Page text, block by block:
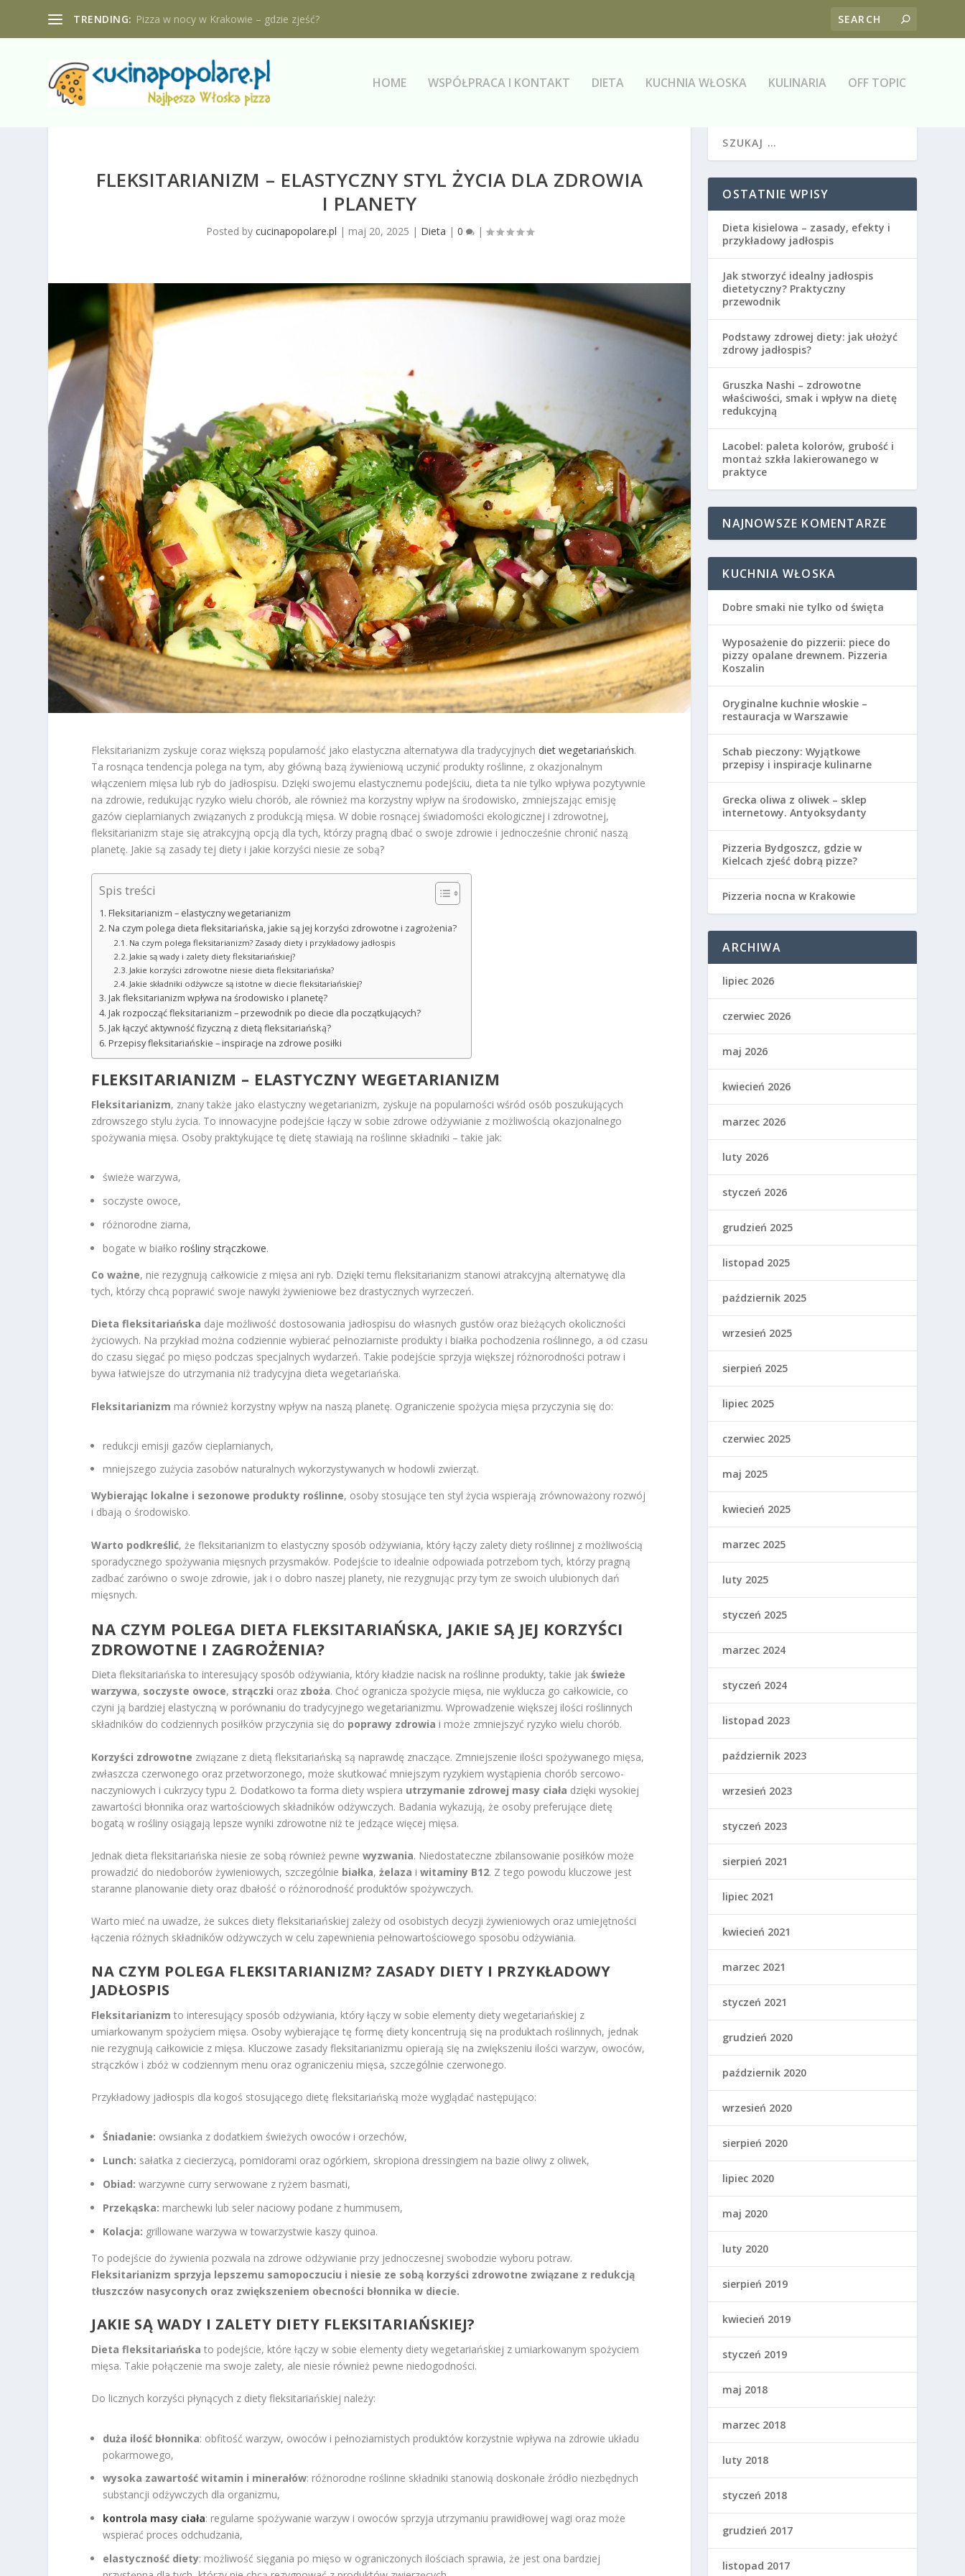
TRENDING: Pizza w nocy w Krakowie – gdzie zjeść?
HOME WSPÓŁPRACA I KONTAKT DIETA KUCHNIA WŁOSKA KULINARIA OFF TOPIC
FLEKSITARIANIZM – ELASTYCZNY STYL ŻYCIA DLA ZDROWIA
I PLANETY
Posted by cucinapopolare.pl | maj 20, 2025 | Dieta | 0 |
Fleksitarianizm zyskuje coraz większą popularność jako elastyczna alternatywa dla tradycyjnych diet wegetariańskich.
Ta rosnąca tendencja polega na tym, aby główną bazą żywieniową uczynić produkty roślinne, z okazjonalnym
włączeniem mięsa lub ryb do jadłospisu. Dzięki swojemu elastycznemu podejściu, dieta ta nie tylko wpływa pozytywnie
na zdrowie, redukując ryzyko wielu chorób, ale również ma korzystny wpływ na środowisko, zmniejszając emisję
gazów cieplarnianych związanych z produkcją mięsa. W dobie rosnącej świadomości ekologicznej i zdrowotnej,
fleksitarianizm staje się atrakcyjną opcją dla tych, którzy pragną dbać o swoje zdrowie i jednocześnie chronić naszą
planetę. Jakie są zasady tej diety i jakie korzyści niesie ze sobą?
Spis treści
Fleksitarianizm – elastyczny wegetarianizm
Na czym polega dieta fleksitariańska, jakie są jej korzyści zdrowotne i zagrożenia?
Na czym polega fleksitarianizm? Zasady diety i przykładowy jadłospis
Jakie są wady i zalety diety fleksitariańskiej?
Jakie korzyści zdrowotne niesie dieta fleksitariańska?
Jakie składniki odżywcze są istotne w diecie fleksitariańskiej?
Jak fleksitarianizm wpływa na środowisko i planetę?
Jak rozpocząć fleksitarianizm – przewodnik po diecie dla początkujących?
Jak łączyć aktywność fizyczną z dietą fleksitariańską?
Przepisy fleksitariańskie – inspiracje na zdrowe posiłki
FLEKSITARIANIZM – ELASTYCZNY WEGETARIANIZM
Fleksitarianizm, znany także jako elastyczny wegetarianizm, zyskuje na popularności wśród osób poszukujących
zdrowszego stylu życia. To innowacyjne podejście łączy w sobie zdrowe odżywianie z możliwością okazjonalnego
spożywania mięsa. Osoby praktykujące tę dietę stawiają na roślinne składniki – takie jak:
świeże warzywa,
soczyste owoce,
różnorodne ziarna,
bogate w białkorośliny strączkowe.
Co ważne, nie rezygnują całkowicie z mięsa ani ryb. Dzięki temu fleksitarianizm stanowi atrakcyjną alternatywę dla
tych, którzy chcą poprawić swoje nawyki żywieniowe bez drastycznych wyrzeczeń.
Dieta fleksitariańska daje możliwość dostosowania jadłospisu do własnych gustów oraz bieżących okoliczności
życiowych. Na przykład można codziennie wybierać pełnoziarniste produkty i białka pochodzenia roślinnego, a od czasu
do czasu sięgać po mięso podczas specjalnych wydarzeń. Takie podejście sprzyja większej różnorodności potraw i
bywa łatwiejsze do utrzymania niż tradycyjna dieta wegetariańska.
Fleksitarianizm ma również korzystny wpływ na naszą planetę. Ograniczenie spożycia mięsa przyczynia się do:
redukcji emisji gazów cieplarnianych,
mniejszego zużycia zasobów naturalnych wykorzystywanych w hodowli zwierząt.
Wybierając lokalne i sezonowe produkty roślinne, osoby stosujące ten styl życia wspierają zrównoważony rozwój
i dbają o środowisko.
Warto podkreślić, że fleksitarianizm to elastyczny sposób odżywiania, który łączy zalety diety roślinnej z możliwością
sporadycznego spożywania mięsnych przysmaków. Podejście to idealnie odpowiada potrzebom tych, którzy pragną
zadbać zarówno o swoje zdrowie, jak i o dobro naszej planety, nie rezygnując przy tym ze swoich ulubionych dań
mięsnych.
NA CZYM POLEGA DIETA FLEKSITARIAŃSKA, JAKIE SĄ JEJ KORZYŚCI
ZDROWOTNE I ZAGROŻENIA?
Dieta fleksitariańska to interesujący sposób odżywiania, który kładzie nacisk na roślinne produkty, takie jakświeże
warzywa, soczyste owoce, strączki oraz zboża. Choć ogranicza spożycie mięsa, nie wyklucza go całkowicie, co
czyni ją bardziej elastyczną w porównaniu do tradycyjnego wegetarianizmu. Wprowadzenie większej ilości roślinnych
składników do codziennych posiłków przyczynia się do poprawy zdrowia i może zmniejszyć ryzyko wielu chorób.
Korzyści zdrowotne związane z dietą fleksitariańską są naprawdę znaczące. Zmniejszenie ilości spożywanego mięsa,
zwłaszcza czerwonego oraz przetworzonego, może skutkować mniejszym ryzykiem wystąpienia chorób sercowo-
naczyniowych i cukrzycy typu 2. Dodatkowo ta forma diety wspiera utrzymanie zdrowej masy ciała dzięki wysokiej
zawartości błonnika oraz wartościowych składników odżywczych. Badania wykazują, że osoby preferujące dietę
bogatą w rośliny osiągają lepsze wyniki zdrowotne niż te jedzące więcej mięsa.
Jednak dieta fleksitariańska niesie ze sobą również pewnewyzwania. Niedostateczne zbilansowanie posiłków może
prowadzić do niedoborów żywieniowych, szczególnie białka,żelaza iwitaminy B12. Z tego powodu kluczowe jest
staranne planowanie diety oraz dbałość o różnorodność produktów spożywczych.
Warto mieć na uwadze, że sukces diety fleksitariańskiej zależy od osobistych decyzji żywieniowych oraz umiejętności
łączenia różnych składników odżywczych w celu zapewnienia pełnowartościowego sposobu odżywiania.
NA CZYM POLEGA FLEKSITARIANIZM? ZASADY DIETY I PRZYKŁADOWY
JADŁOSPIS
Fleksitarianizm to interesujący sposób odżywiania, który łączy w sobie elementy diety wegetariańskiej z
umiarkowanym spożyciem mięsa. Osoby wybierające tę formę diety koncentrują się na produktach roślinnych, jednak
nie rezygnują całkowicie z mięsa. Kluczowe zasady fleksitarianizmu opierają się na zwiększeniu ilości warzyw, owoców,
strączków i zbóż w codziennym menu oraz ograniczeniu mięsa, szczególnie czerwonego.
Przykładowy jadłospis dla kogoś stosującego dietę fleksitariańską może wyglądać następująco:
Śniadanie: owsianka z dodatkiem świeżych owoców i orzechów,
Lunch: sałatka z ciecierzycą, pomidorami oraz ogórkiem, skropiona dressingiem na bazie oliwy z oliwek,
Obiad: warzywne curry serwowane z ryżem basmati,
Przekąska: marchewki lub seler naciowy podane z hummusem,
Kolacja: grillowane warzywa w towarzystwie kaszy quinoa.
To podejście do żywienia pozwala na zdrowe odżywianie przy jednoczesnej swobodzie wyboru potraw.
Fleksitarianizm sprzyja lepszemu samopoczuciu i niesie ze sobą korzyści zdrowotne związane z redukcją
tłuszczów nasyconych oraz zwiększeniem obecności błonnika w diecie.
JAKIE SĄ WADY I ZALETY DIETY FLEKSITARIAŃSKIEJ?
Dieta fleksitariańska to podejście, które łączy w sobie elementy diety wegetariańskiej z umiarkowanym spożyciem
mięsa. Takie połączenie ma swoje zalety, ale niesie również pewne niedogodności.
Do licznych korzyści płynących z diety fleksitariańskiej należy:
duża ilość błonnika: obfitość warzyw, owoców i pełnoziarnistych produktów korzystnie wpływa na zdrowie układu
pokarmowego,
wysoka zawartość witamin i minerałów: różnorodne roślinne składniki stanowią doskonałe źródło niezbędnych
substancji odżywczych dla organizmu,
kontrola masy ciała: regularne spożywanie warzyw i owoców sprzyja utrzymaniu prawidłowej wagi oraz może
wspierać proces odchudzania,
elastyczność diety: możliwość sięgania po mięso w ograniczonych ilościach sprawia, że jest ona bardziej
OSTATNIE WPISY
Dieta kisielowa – zasady, efekty i
przykładowy jadłospis
Jak stworzyć idealny jadłospis
dietetyczny? Praktyczny
przewodnik
Podstawy zdrowej diety: jak ułożyć
zdrowy jadłospis?
Gruszka Nashi – zdrowotne
właściwości, smak i wpływ na dietę
redukcyjną
Lacobel: paleta kolorów, grubość i
montaż szkła lakierowanego w
praktyce
NAJNOWSZE KOMENTARZE
KUCHNIA WŁOSKA
Dobre smaki nie tylko od święta
Wyposażenie do pizzerii: piece do
pizzy opalane drewnem. Pizzeria
Koszalin
Oryginalne kuchnie włoskie –
restauracja w Warszawie
Schab pieczony: Wyjątkowe
przepisy i inspiracje kulinarne
Grecka oliwa z oliwek – sklep
internetowy. Antyoksydanty
Pizzeria Bydgoszcz, gdzie w
Kielcach zjeść dobrą pizze?
Pizzeria nocna w Krakowie
ARCHIWA
lipiec 2026
czerwiec 2026
maj 2026
kwiecień 2026
marzec 2026
luty 2026
styczeń 2026
grudzień 2025
listopad 2025
październik 2025
wrzesień 2025
sierpień 2025
lipiec 2025
czerwiec 2025
maj 2025
kwiecień 2025
marzec 2025
luty 2025
styczeń 2025
marzec 2024
styczeń 2024
listopad 2023
październik 2023
wrzesień 2023
styczeń 2023
sierpień 2021
lipiec 2021
kwiecień 2021
marzec 2021
styczeń 2021
grudzień 2020
październik 2020
wrzesień 2020
sierpień 2020
lipiec 2020
maj 2020
luty 2020
sierpień 2019
kwiecień 2019
styczeń 2019
maj 2018
marzec 2018
luty 2018
styczeń 2018
grudzień 2017
listopad 2017